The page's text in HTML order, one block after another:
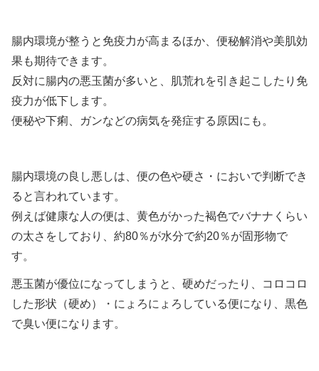
腸内環境が整うと免疫力が高まるほか、便秘解消や美肌効
果も期待できます。
反対に腸内の悪玉菌が多いと、肌荒れを引き起こしたり免
疫力が低下します。
便秘や下痢、ガンなどの病気を発症する原因にも。
腸内環境の良し悪しは、便の色や硬さ・においで判断でき
ると言われています。
例えば健康な人の便は、黄色がかった褐色でバナナくらい
の太さをしており、約80％が水分で約20％が固形物で
す。
悪玉菌が優位になってしまうと、硬めだったり、コロコロ
した形状（硬め）・にょろにょろしている便になり、黒色
で臭い便になります。